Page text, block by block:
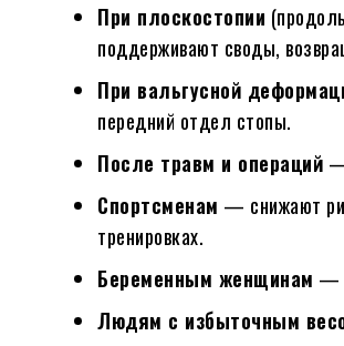
При плоскостопии
поддерживают своды,
При вальгусной
передний отдел стопы.
После травм и операций
Спортсменам — снижают
тренировках.
Беременным женщинам —
Людям с избыточным